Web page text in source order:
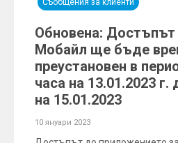
Съобщения за клиенти
Обновена:
Мобайл ще бъде
преустановен в
часа на 13.01.2023 г.
на 15.01.2023
10 януари 2023